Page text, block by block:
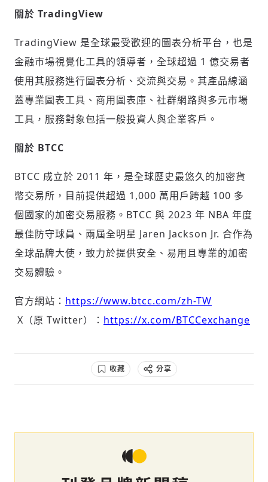
關於 TradingView
TradingView 是全球最受歡迎的圖表分析平台，也是
金融市場視覺化工具的領導者，全球超過 1 億交易者
使用其服務進行圖表分析、交流與交易。其產品線涵
蓋專業圖表工具、商用圖表庫、社群網路與多元市場
工具，服務對象包括一般投資人與企業客戶。
關於 BTCC
BTCC 成立於 2011 年，是全球歷史最悠久的加密貨
幣交易所，目前提供超過 1,000 萬用戶跨越 100 多
個國家的加密交易服務。BTCC 與 2023 年 NBA 年度
最佳防守球員、兩屆全明星 Jaren Jackson Jr. 合作為
全球品牌大使，致力於提供安全、易用且專業的加密
交易體驗。
官方網站： https://www.btcc.com/zh-TW
X（原 Twitter）： https://x.com/BTCCexchange
收藏 分享